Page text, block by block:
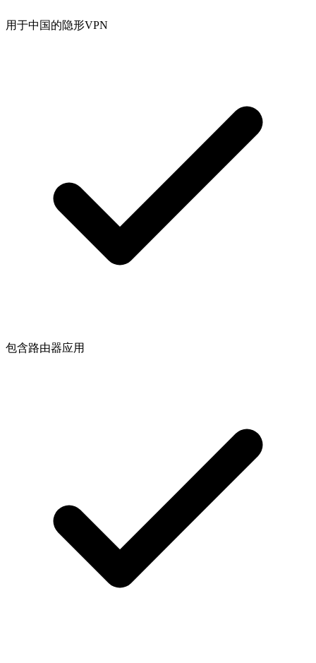
用于中国的隐形VPN
包含路由器应用